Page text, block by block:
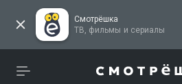
Смотрёшка
ТВ, фильмы и сериалы